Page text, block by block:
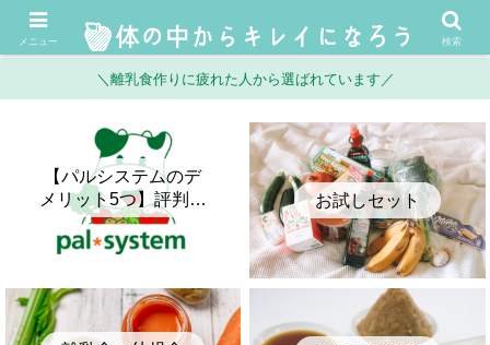
＼離乳食作りに疲れた人から選ばれています／
【パルシステムのデ
メリット5つ】評判・
口コミとメリットを
正直に比較してみた
お試しセット
メニュー 検索